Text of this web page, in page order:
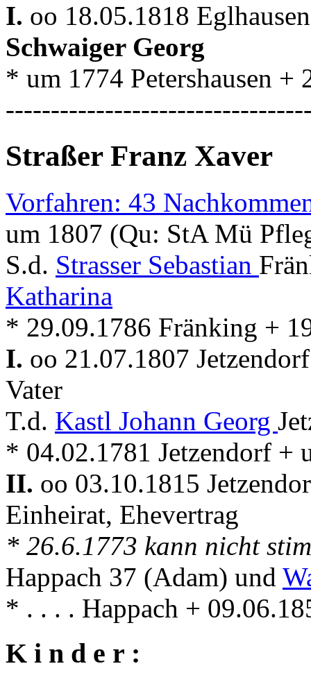
I. oo 18.05.1818
Schwaiger Georg
* um 1774 Petershausen +
Straßer Franz Xaver
Vorfahren: 43
um 1807 (Qu: StA Mü
S.d. Strasser Sebastian
Katharina
* 29.09.1786 Fränking +
I. oo 21.07.1807
Vater
T.d. Kastl Johann Georg
* 04.02.1781 Jetzendorf +
II. oo 03.10.1815
Einheirat, Ehevertrag
* 26.6.1773 kann nicht
Happach 37 (Adam) und
* . . . . Happach +
K i n d e r :